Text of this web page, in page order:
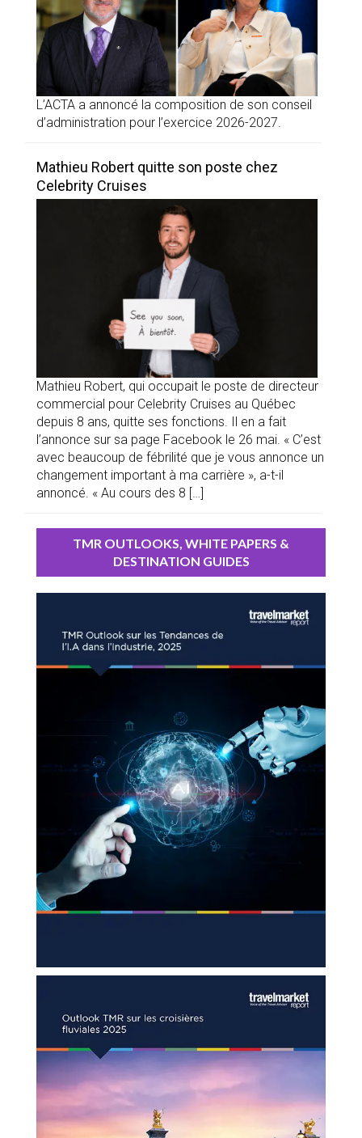
L’ACTA a annoncé la composition de son conseil
d’administration pour l’exercice 2026-2027.
Mathieu Robert quitte son poste chez
Celebrity Cruises
Mathieu Robert, qui occupait le poste de directeur
commercial pour Celebrity Cruises au Québec
depuis 8 ans, quitte ses fonctions. Il en a fait
l’annonce sur sa page Facebook le 26 mai. « C’est
avec beaucoup de fébrilité que je vous annonce un
changement important à ma carrière », a-t-il
annoncé. « Au cours des 8 […]
TMR OUTLOOKS, WHITE PAPERS &
DESTINATION GUIDES